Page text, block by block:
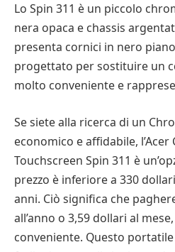
Lo Spin 311 è un piccolo
nera opaca e chassis
presenta cornici in nero
progettato per sostituire un
molto conveniente e
Se siete alla ricerca di un
economico e affidabile,
Touchscreen Spin 311 è
prezzo è inferiore a 330
anni. Ciò significa che
all’anno o 3,59 dollari al
conveniente. Questo